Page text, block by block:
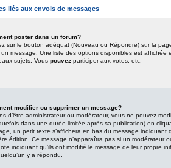
liés aux envois de messages
poster dans un forum?
sur le bouton adéquat (Nouveau ou Répondre) sur la
un message. Une liste des options disponibles est
sujets, Vous pouvez participer aux votes, etc.
modifier ou supprimer un message?
d’être administrateur ou modérateur, vous ne pouvez
dans une durée limitée après sa publication) en
un petit texte s’affichera en bas du message indiquant
édition. Ce message n’apparaîtra pas si un modérateur
indiquant qu’ils ont modifié le message de leur propre
y a répondu.